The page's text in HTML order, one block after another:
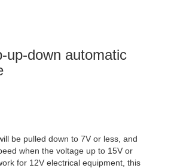
up-down automatic
be pulled down to 7V or less, and
when the voltage up to 15V or
for 12V electrical equipment, this